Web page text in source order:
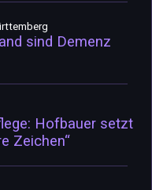
sind Demenz
Hofbauer setzt
Zeichen“